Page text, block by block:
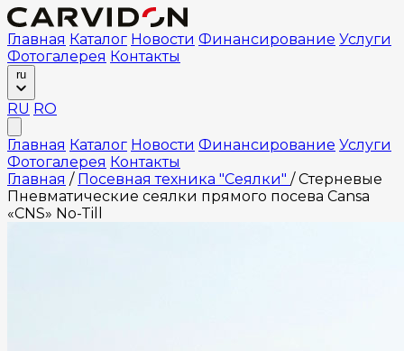
Главная Каталог Новости Финансирование Услуги
Фотогалерея Контакты
ru
RU RO
Главная Каталог Новости Финансирование Услуги
Фотогалерея Контакты
Главная / Посевная техника "Сеялки" / Стерневые
Пневматические сеялки прямого посева Cansa
«CNS» No-Till